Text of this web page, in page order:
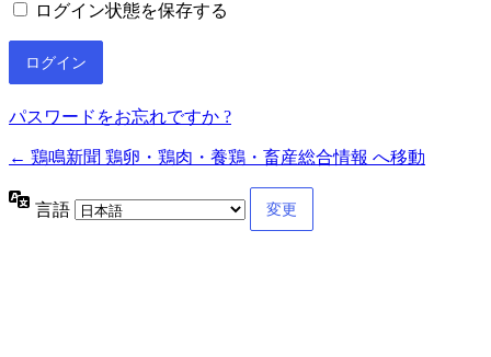
ログイン状態を保存する
パスワードをお忘れですか ?
← 鶏鳴新聞 鶏卵・鶏肉・養鶏・畜産総合情報 へ移動
言語